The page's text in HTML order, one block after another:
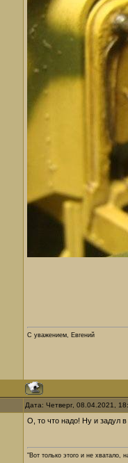
С уважением, Евгений
Дата: Четверг, 08.04.2021,
О, то что надо! Ну и задул в
"Вот только этого и не